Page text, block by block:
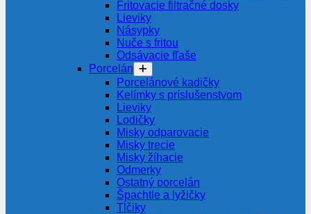
Fritovacie filtračné dosky
Lieviky
Násypky
Nuče s fritou
Odsávacie fľaše
Porcelán
Porcelánové kadičky
Kelímky s príslušenstvom
Lieviky
Lodičky
Misky odparovacie
Misky trecie
Misky žíhacie
Odmerky
Ostatný porcelán
Špachtle a lyžičky
Tĺčiky